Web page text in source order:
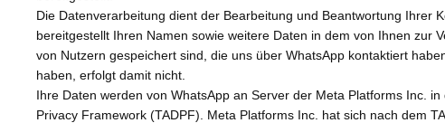
Die Datenverarbeitung dient der Bearbeitung und Beantwortung Ihrer
bereitgestellt Ihren Namen sowie weitere Daten in dem von Ihnen zur
von Nutzern gespeichert sind, die uns über WhatsApp kontaktiert
haben, erfolgt damit nicht.
Ihre Daten werden von WhatsApp an Server der Meta Platforms Inc.
Privacy Framework (TADPF). Meta Platforms Inc. hat sich nach dem